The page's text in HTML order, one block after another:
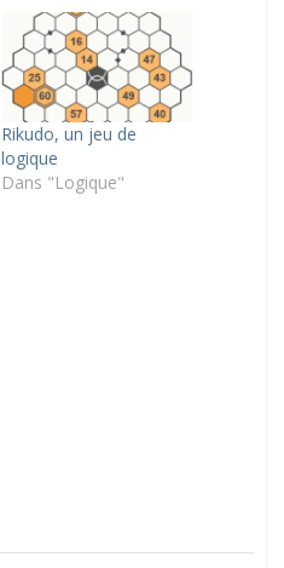
Rikudo, un jeu de
logique
Dans "Logique"